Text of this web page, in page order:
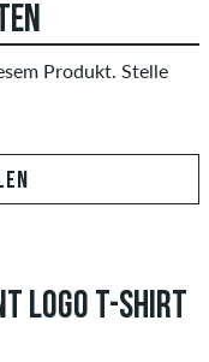
Produkt. Stelle
LOGO T-SHIRT